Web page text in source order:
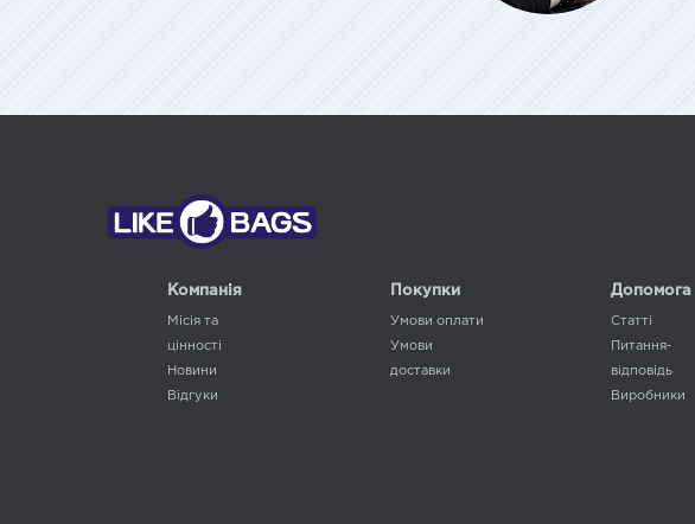
Компанія
Місія та
цінності
Новини
Відгуки
Покупки
Умови оплати
Умови
доставки
Допомога
Статті
Питання-
відповідь
Виробники